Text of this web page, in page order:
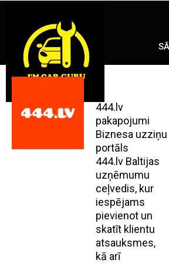
444.lv
pakapojumi
Biznesa uzziņu
portāls
444.lv Baltijas
uzņēmumu
ceļvedis, kur
iespējams
pievienot un
skatīt klientu
atsauksmes,
kā arī